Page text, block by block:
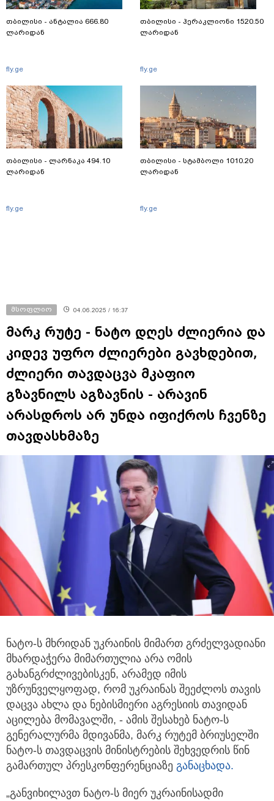
თბილისი - ანტალია 666.80
ლარიდან
fly.ge
თბილისი - ლარნაკა 494.10
ლარიდან
fly.ge
თბილისი - ჰერაკლიონი 1520.50
ლარიდან
fly.ge
თბილისი - სტამბოლი 1010.20
ლარიდან
fly.ge
მსოფლიო 04.06.2025 / 16:37
მარკ რუტე - ნატო დღეს ძლიერია და
კიდევ უფრო ძლიერები გავხდებით,
ძლიერი თავდაცვა მკაფიო
გზავნილს აგზავნის - არავინ
არასდროს არ უნდა იფიქროს ჩვენზე
თავდასხმაზე
ნატო-ს მხრიდან უკრაინის მიმართ გრძელვადიანი
მხარდაჭერა მიმართულია არა ომის
გახანგრძლივებისკენ, არამედ იმის
უზრუნველყოფად, რომ უკრაინას შეეძლოს თავის
დაცვა ახლა და ნებისმიერი აგრესიის თავიდან
აცილება მომავალში, - ამის შესახებ ნატო-ს
გენერალურმა მდივანმა, მარკ რუტემ ბრიუსელში
ნატო-ს თავდაცვის მინისტრების შეხვედრის წინ
გამართულ პრესკონფერენციაზე განაცხადა.
„განვიხილავთ ნატო-ს მიერ უკრაინისადმი